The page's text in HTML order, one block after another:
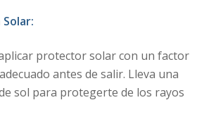
protector solar con un factor
antes de salir. Lleva una
sol para protegerte de los rayos